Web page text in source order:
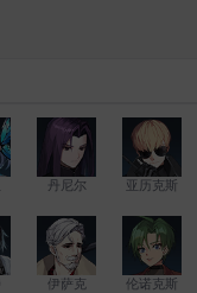
丹尼尔 亚历克斯
伊萨克 伦诺克斯